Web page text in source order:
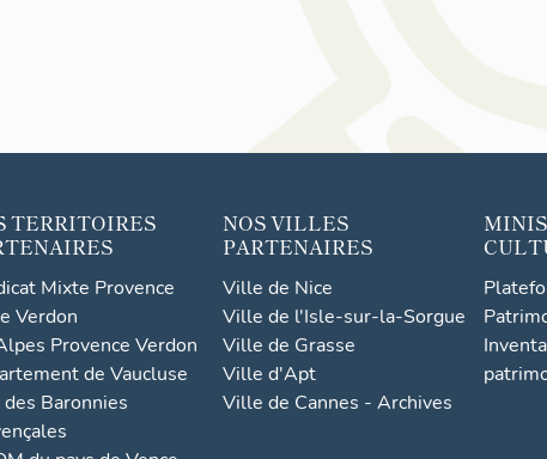
TERRITOIRES
Mixte Provence
Verdon
Provence Verdon
de Vaucluse
des Baronnies
NOS VILLES
PARTENAIRES
Ville de Nice
Ville de l'Isle-sur-la-Sorgue
Ville de Grasse
Ville d'Apt
Ville de Cannes - Archives